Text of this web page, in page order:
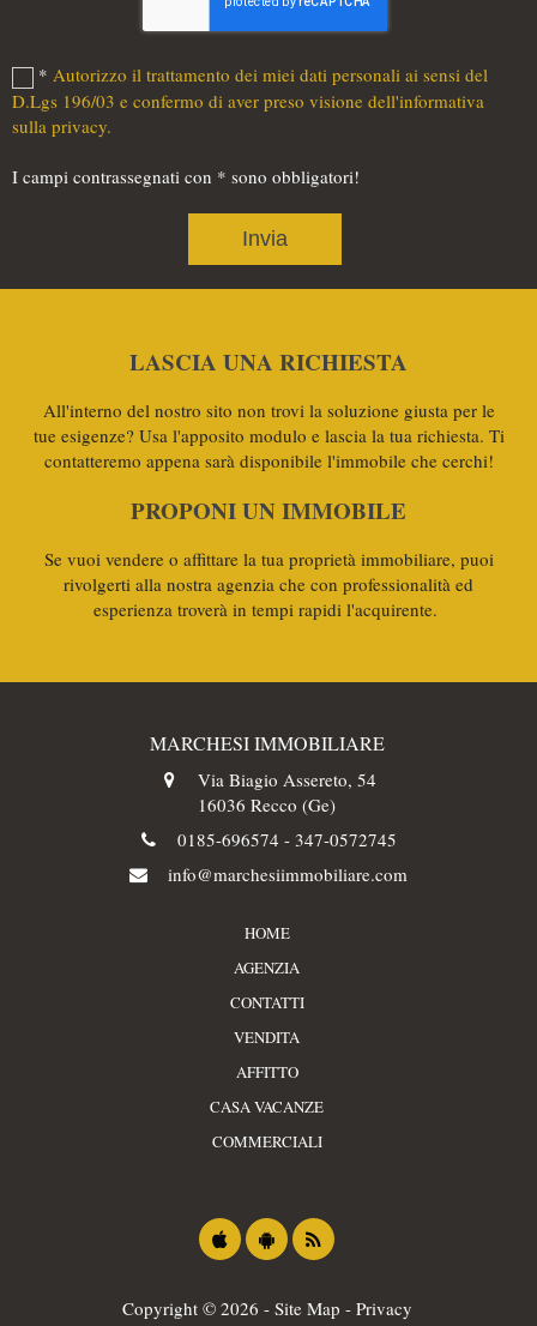
* Autorizzo il trattamento dei miei dati personali ai sensi del
D.Lgs 196/03 e confermo di aver preso visione dell'informativa
sulla privacy.
I campi contrassegnati con * sono obbligatori!
LASCIA UNA RICHIESTA
All'interno del nostro sito non trovi la soluzione giusta per le
tue esigenze? Usa l'apposito modulo e lascia la tua richiesta. Ti
contatteremo appena sarà disponibile l'immobile che cerchi!
PROPONI UN IMMOBILE
Se vuoi vendere o affittare la tua proprietà immobiliare, puoi
rivolgerti alla nostra agenzia che con professionalità ed
esperienza troverà in tempi rapidi l'acquirente.
MARCHESI IMMOBILIARE
Via Biagio Assereto, 54
16036 Recco (Ge)
0185-696574- 347-0572745
info@marchesiimmobiliare.com
HOME
AGENZIA
CONTATTI
VENDITA
AFFITTO
CASA VACANZE
COMMERCIALI
Copyright © 2026 - Site Map - Privacy